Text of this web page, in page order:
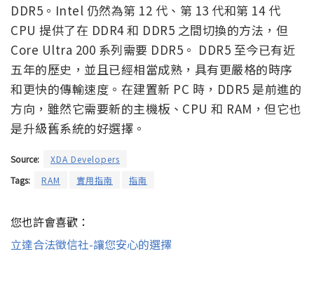
DDR5。Intel 仍然為第 12 代、第 13 代和第 14 代
CPU 提供了在 DDR4 和 DDR5 之間切換的方法，但
Core Ultra 200 系列需要 DDR5。 DDR5 至今已有近
五年的歷史，並且已經相當成熟，具有更嚴格的時序
和更快的傳輸速度。在建置新 PC 時，DDR5 是前進的
方向，雖然它需要新的主機板、CPU 和 RAM，但它也
是升級舊系統的好選擇。
Source:
XDA Developers
Tags:
RAM 實用指南 指南
您也許會喜歡：
立達合法徵信社-讓您安心的選擇